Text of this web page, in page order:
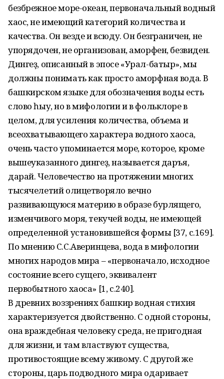
безбрежное море-океан, первоначальный водный
хаос, не имеющий категорий количества и
качества. Он везде и всюду. Он безграничен, не
упорядочен, не организован, аморфен, безвиден.
Дингеҙ, описанный в эпосе «Урал-батыр», мы
должны понимать как просто аморфная вода. В
башкирском языке для обозначения воды есть
слово һыу, но в мифологии и в фольклоре в
целом, для усиления количества, объема и
всеохватывающего характера водного хаоса,
очень часто упоминается море, которое, кроме
вышеуказанного дингеҙ, называется даръя,
дарай. Человечество на протяжении многих
тысячелетий олицетворяло вечно
развивающуюся материю в образе бурлящего,
изменчивого моря, текучей воды, не имеющей
определенной установившейся формы [37, с.169].
По мнению С.С.Аверинцева, вода в мифологии
многих народов мира – «первоначало, исходное
состояние всего сущего, эквивалент
первобытного хаоса» [1, с.240].
В древних воззрениях башкир водная стихия
характеризуется двойственно. С одной стороны,
она враждебная человеку среда, не пригодная
для жизни, и там властвуют существа,
противостоящие всему живому. С другой же
стороны, царь подводного мира одаривает